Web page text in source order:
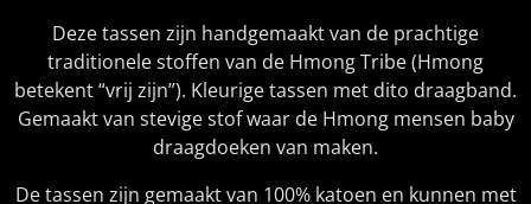
Deze tassen zijn handgemaakt van de prachtige
traditionele stoffen van de Hmong Tribe (Hmong
betekent “vrij zijn”). Kleurige tassen met dito draagband.
Gemaakt van stevige stof waar de Hmong mensen baby
draagdoeken van maken.
De tassen zijn gemaakt van 100% katoen en kunnen met